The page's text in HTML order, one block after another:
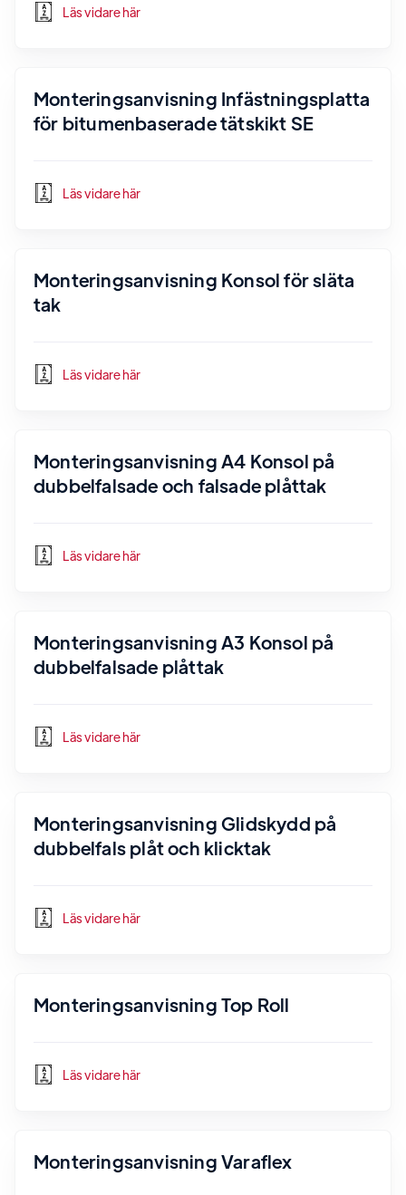
Läs vidare här
Monteringsanvisning Infästningsplatta
för bitumenbaserade tätskikt SE
Läs vidare här
Monteringsanvisning Konsol för släta
tak
Läs vidare här
Monteringsanvisning A4 Konsol på
dubbelfalsade och falsade plåttak
Läs vidare här
Monteringsanvisning A3 Konsol på
dubbelfalsade plåttak
Läs vidare här
Monteringsanvisning Glidskydd på
dubbelfals plåt och klicktak
Läs vidare här
Monteringsanvisning Top Roll
Läs vidare här
Monteringsanvisning Varaflex